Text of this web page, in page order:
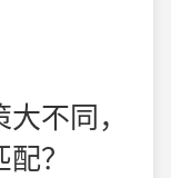
不同，
？